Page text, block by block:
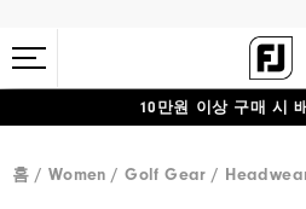
10만원 이상 구매 시
홈 Women Golf Gear